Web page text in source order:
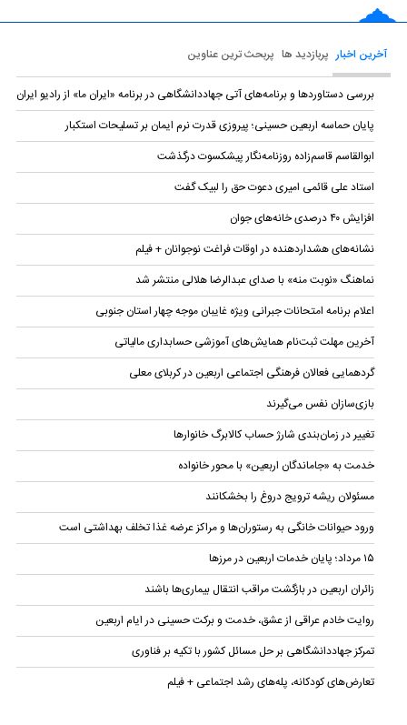
آخرین اخبار پربازدید ها پربحث ترین عناوین
بررسی دستاوردها و برنامه‌های آتی جهاددانشگاهی در برنامه «ایران ما» از رادیو ایران
پایان حماسه‌ اربعین حسینی؛ پیروزی قدرت نرم ایمان بر تسلیحات استکبار
ابوالقاسم قاسم‌زاده روزنامه‌نگار پیشکسوت درگذشت
استاد علی قائمی امیری دعوت حق را لبیک گفت
افزایش ۴۰ درصدی خانه‌های جوان
نشانه‌های هشداردهنده در اوقات فراغت نوجوانان + فیلم
نماهنگ «نوبت منه» با صدای عبدالرضا هلالی منتشر شد
اعلام برنامه امتحانات جبرانی ویژه غایبان موجه چهار استان جنوبی
آخرین مهلت ثبت‌نام همایش‌های آموزشی حسابداری مالياتی
گردهمایی فعالان فرهنگی اجتماعی اربعین در کربلای معلی
بازی‌سازان نفس می‌گیرند
تغییر در زمان‌بندی شارژ حساب کالابرگ خانوار‌ها
خدمت به «جاماندگان اربعین» با محور خانواده
مسئولان ریشه ترویج دروغ را بخشکانند
ورود حیوانات خانگی به رستوران‌ها و مراکز عرضه غذا تخلف بهداشتی است
۱۵ مرداد؛ پایان خدمات اربعین در مرزها
زائران اربعین در بازگشت مراقب انتقال بیماری‌ها باشند
روایت خادم عراقی از عشق، خدمت و برکت حسینی در ایام اربعین
تمرکز جهاددانشگاهی بر حل مسائل کشور با تکیه بر فناوری
تعارض‌های کودکانه، پله‌های رشد اجتماعی + فیلم